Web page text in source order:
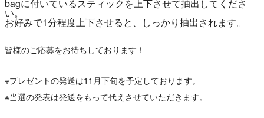
bagに付いているスティックを上下させて抽出してくださ
い。
お好みで1分程度上下させると、しっかり抽出されます。
皆様のご応募をお待ちしております！
※プレゼントの発送は11月下旬を予定しております。
※当選の発表は発送をもって代えさせていただきます。